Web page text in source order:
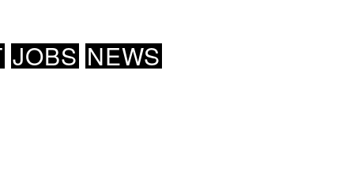
JOBS NEWS